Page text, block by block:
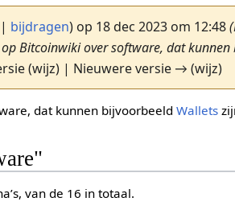
| bijdragen) op 18 dec 2023 om 12:48
Bitcoinwiki over software, dat
(wijz) | Nieuwere versie → (wijz)
dat kunnen bijvoorbeeldWallets
van de 16 in totaal.